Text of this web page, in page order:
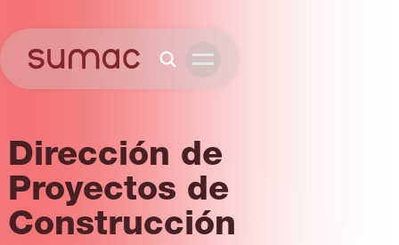
Dirección de
Proyectos de
Construcción